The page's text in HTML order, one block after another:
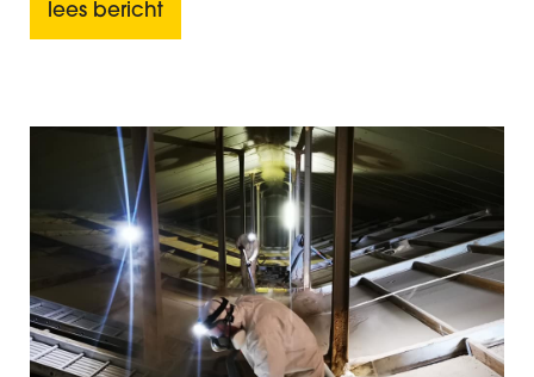
lees bericht